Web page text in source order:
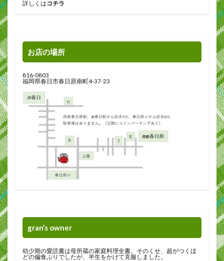
詳しくはコチラ
お店の場所
816-0803
福岡県春日市春日原南町4-37-23
gran’s owner
幼少期の愛読書は母所蔵の家庭料理全書。そのくせ、超がつくほ
どの偏食ぶりでしたが、半生をかけて克服しました。